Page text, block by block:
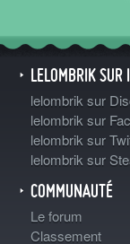
LELOMBRIK SUR
lelombrik sur
lelombrik sur
lelombrik sur
lelombrik sur
COMMUNAUTÉ
Le forum
Classement